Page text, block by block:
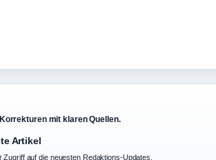
mit klaren Quellen.
Artikel
Zugriff auf die neuesten Redaktions-Updates.